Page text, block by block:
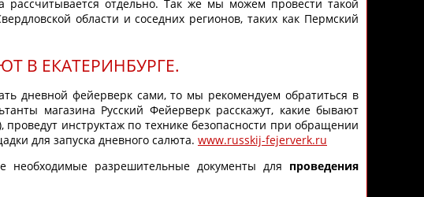
рассчитывается отдельно. Так же мы можем провести такой
области и соседних регионов, таких как Пермский
В ЕКАТЕРИНБУРГЕ.
дневной фейерверк сами, то мы рекомендуем обратиться в
магазина Русский Фейерверк расскажут, какие бывают
инструктаж по технике безопасности при обращении
для запуска дневного салюта. www.russkij-fejerverk.ru
разрешительные документы для проведения